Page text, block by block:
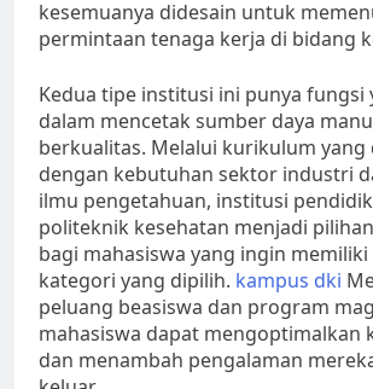
kesemuanya didesain untuk
permintaan tenaga kerja di bidang
Kedua tipe institusi ini punya fungsi
dalam mencetak sumber daya
berkualitas. Melalui kurikulum yang
dengan kebutuhan sektor industri
ilmu pengetahuan, institusi
politeknik kesehatan menjadi
bagi mahasiswa yang ingin
kategori yang dipilih. kampus dki
peluang beasiswa dan program
mahasiswa dapat mengoptimalkan
dan menambah pengalaman